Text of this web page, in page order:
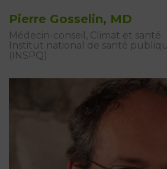
Pierre Gosselin, MD
Médecin-conseil, Climat et santé
Institut national de santé
(INSPQ)